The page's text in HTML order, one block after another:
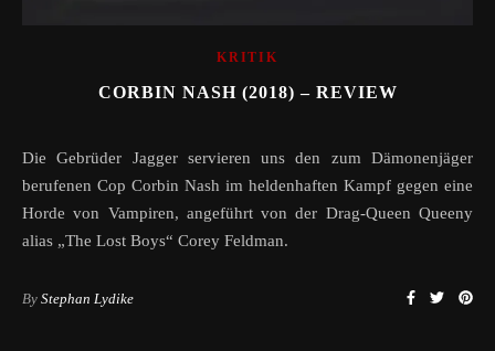
KRITIK
CORBIN NASH (2018) – REVIEW
Die Gebrüder Jagger servieren uns den zum Dämonenjäger
berufenen Cop Corbin Nash im heldenhaften Kampf gegen eine
Horde von Vampiren, angeführt von der Drag-Queen Queeny
alias „The Lost Boys“ Corey Feldman.
By Stephan Lydike